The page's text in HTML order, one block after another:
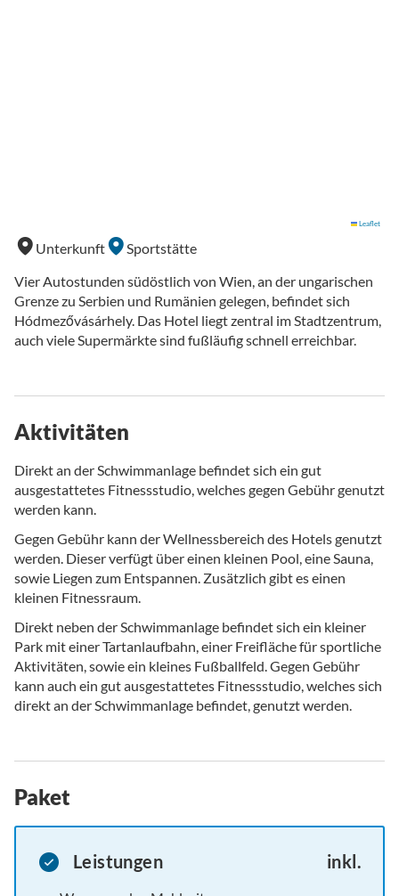
Leaflet
Unterkunft
Sportstätte
Vier Autostunden südöstlich von Wien, an der ungarischen
Grenze zu Serbien und Rumänien gelegen, befindet sich
Hódmezővásárhely. Das Hotel liegt zentral im Stadtzentrum,
auch viele Supermärkte sind fußläufig schnell erreichbar.
Aktivitäten
Direkt an der Schwimmanlage befindet sich ein gut
ausgestattetes Fitnessstudio, welches gegen Gebühr genutzt
werden kann.
Gegen Gebühr kann der Wellnessbereich des Hotels genutzt
werden. Dieser verfügt über einen kleinen Pool, eine Sauna,
sowie Liegen zum Entspannen. Zusätzlich gibt es einen
kleinen Fitnessraum.
Direkt neben der Schwimmanlage befindet sich ein kleiner
Park mit einer Tartanlaufbahn, einer Freifläche für sportliche
Aktivitäten, sowie ein kleines Fußballfeld. Gegen Gebühr
kann auch ein gut ausgestattetes Fitnessstudio, welches sich
direkt an der Schwimmanlage befindet, genutzt werden.
Paket
Leistungen inkl.